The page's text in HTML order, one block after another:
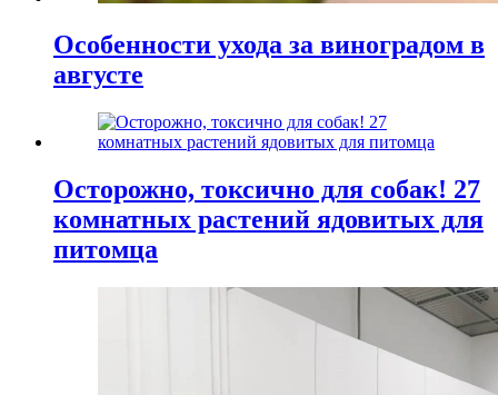
Особенности ухода за виноградом в
августе
Осторожно, токсично для собак! 27
комнатных растений ядовитых для
питомца